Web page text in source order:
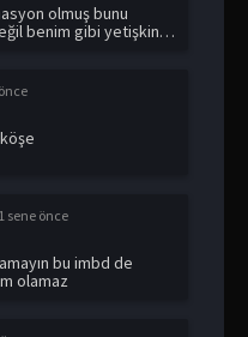
olmuş bunu
benim gibi yetişkin
1 sene önce
bu imbd de
olamaz